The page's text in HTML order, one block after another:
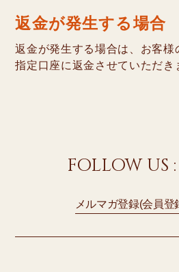
返金が発生する場合
返金が発生する場合は、お客
指定口座に返金させていただき
FOLLOW US :
メルマガ登録(会員登